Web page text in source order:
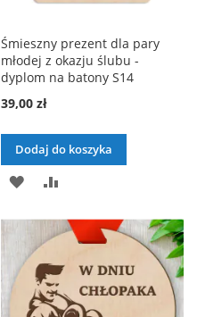
Śmieszny prezent dla pary
młodej z okazju ślubu -
dyplom na batony S14
39,00 zł
Dodaj do koszyka
DODAJ
LISTY
ŻYCZEŃ